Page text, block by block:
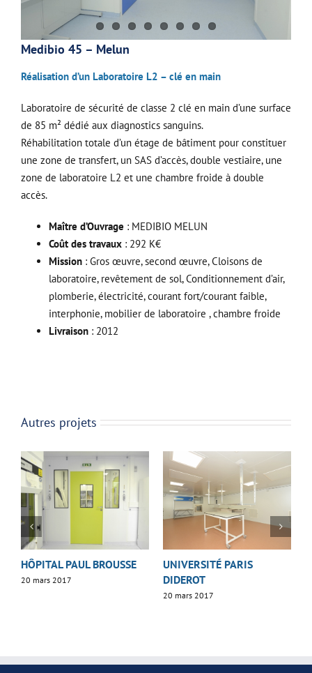
Medibio 45 – Melun
Réalisation d’un Laboratoire L2 – clé en main
Laboratoire de sécurité de classe 2 clé en main d’une surface
de 85 m² dédié aux diagnostics sanguins.
Réhabilitation totale d’un étage de bâtiment pour constituer
une zone de transfert, un SAS d’accès, double vestiaire, une
zone de laboratoire L2 et une chambre froide à double
accès.
Maître d’Ouvrage : MEDIBIO MELUN
Coût des travaux : 292 K€
Mission : Gros œuvre, second œuvre, Cloisons de
laboratoire, revêtement de sol, Conditionnement d’air,
plomberie, électricité, courant fort/courant faible,
interphonie, mobilier de laboratoire , chambre froide
Livraison : 2012
Autres projets
HÔPITAL PAUL BROUSSE
20 mars 2017
UNIVERSITÉ PARIS
DIDEROT
20 mars 2017